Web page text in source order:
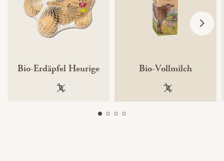
Bio-Erdäpfel Heurige
100 % gentechnikfrei
Bio-Vollmilch
100 %